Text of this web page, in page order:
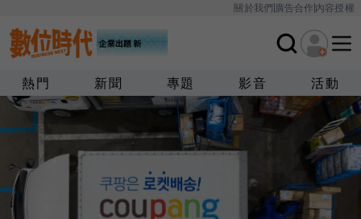
關於我們廣告合作內容授權
熱門 新聞 專題 影音 活動